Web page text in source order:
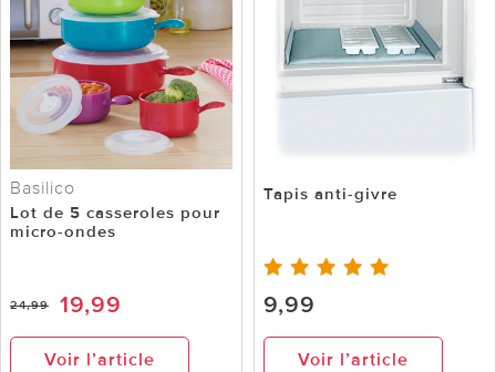
Basilico
Lot de 5 casseroles pour
micro-ondes
24,99 19,99
Voir l’article
Tapis anti-givre
9,99
Voir l’article